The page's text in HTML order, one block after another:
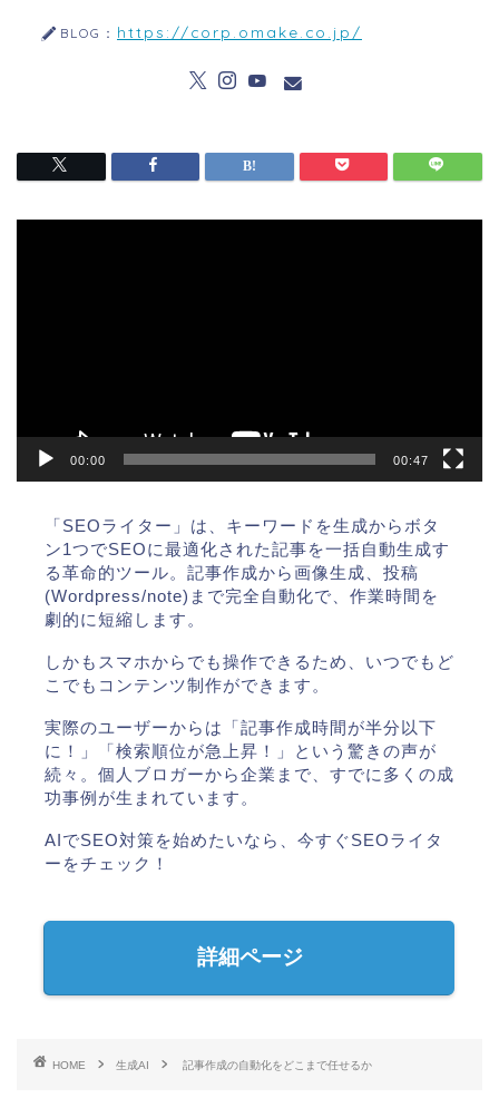
BLOG： https://corp.omake.co.jp/
00:00 00:47
「SEOライター」は、キーワードを生成からボタ
ン1つでSEOに最適化された記事を一括自動生成す
る革命的ツール。記事作成から画像生成、投稿
(Wordpress/note)まで完全自動化で、作業時間を
劇的に短縮します。
しかもスマホからでも操作できるため、いつでもど
こでもコンテンツ制作ができます。
実際のユーザーからは「記事作成時間が半分以下
に！」「検索順位が急上昇！」という驚きの声が
続々。個人ブロガーから企業まで、すでに多くの成
功事例が生まれています。
AIでSEO対策を始めたいなら、今すぐSEOライタ
ーをチェック！
詳細ページ
HOME 生成AI 記事作成の自動化をどこまで任せるか